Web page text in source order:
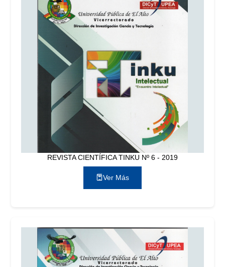
REVISTA CIENTÍFICA TINKU Nº 6 - 2019
Ver Más